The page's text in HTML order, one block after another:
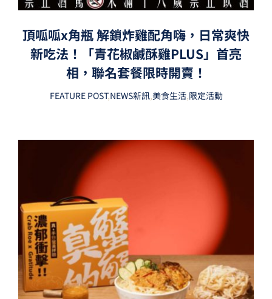
頂呱呱x角瓶 解鎖炸雞配角嗨，日常爽快
新吃法！「青花椒鹹酥雞PLUS」首亮
相，聯名套餐限時開賣！
FEATURE POST,NEWS新訊,美食生活,限定活動